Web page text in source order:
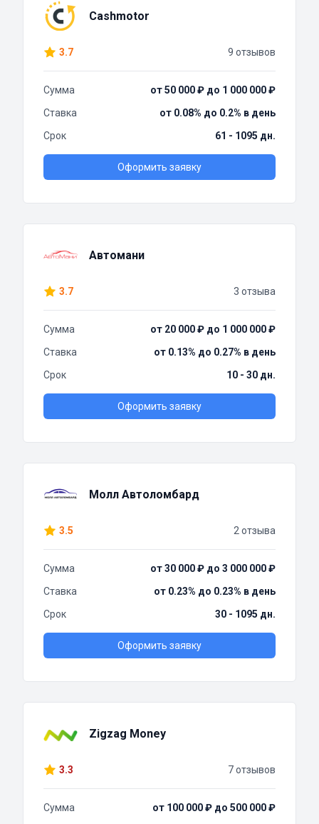
Cashmotor
3.7 9 отзывов
Сумма
от 50 000 ₽ до 1 000 000 ₽
Ставка
от 0.08% до 0.2% в день
Срок
61 - 1095 дн.
Оформить заявку
Автомани
3.7 3 отзыва
Сумма
от 20 000 ₽ до 1 000 000 ₽
Ставка
от 0.13% до 0.27% в день
Срок
10 - 30 дн.
Оформить заявку
Молл Автоломбард
3.5 2 отзыва
Сумма
от 30 000 ₽ до 3 000 000 ₽
Ставка
от 0.23% до 0.23% в день
Срок
30 - 1095 дн.
Оформить заявку
Zigzag Money
3.3 7 отзывов
Сумма
от 100 000 ₽ до 500 000 ₽